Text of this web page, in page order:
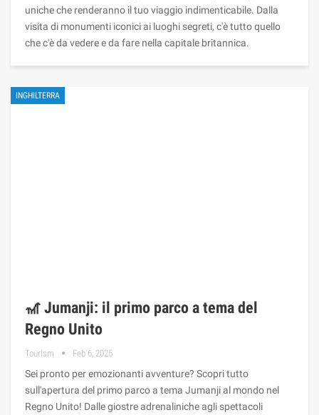
uniche che renderanno il tuo viaggio indimenticabile. Dalla
visita di monumenti iconici ai luoghi segreti, c'è tutto quello
che c'è da vedere e da fare nella capitale britannica.
INGHILTERRA
🎢 Jumanji: il primo parco a tema del
Regno Unito
Tourism Feb 6, 2025
Sei pronto per emozionanti avventure? Scopri tutto
sull'apertura del primo parco a tema Jumanji al mondo nel
Regno Unito! Dalle giostre adrenaliniche agli spettacoli